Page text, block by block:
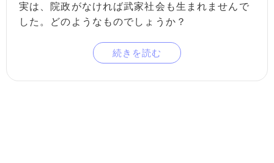
実は、院政がなければ武家社会も生まれませんで
した。どのようなものでしょうか？
続きを読む